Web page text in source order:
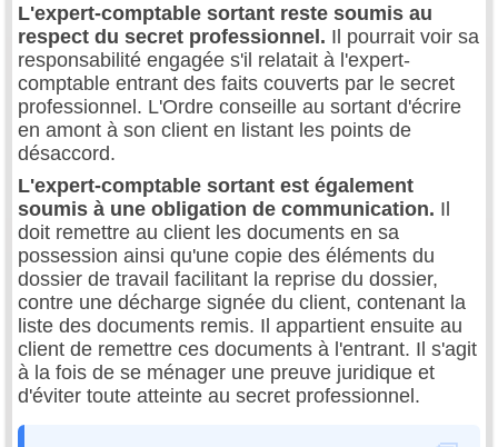
L'expert-comptable sortant reste soumis au
respect du secret professionnel. Il pourrait voir sa
responsabilité engagée s'il relatait à l'expert-
comptable entrant des faits couverts par le secret
professionnel. L'Ordre conseille au sortant d'écrire
en amont à son client en listant les points de
désaccord.
L'expert-comptable sortant est également
soumis à une obligation de communication. Il
doit remettre au client les documents en sa
possession ainsi qu'une copie des éléments du
dossier de travail facilitant la reprise du dossier,
contre une décharge signée du client, contenant la
liste des documents remis. Il appartient ensuite au
client de remettre ces documents à l'entrant. Il s'agit
à la fois de se ménager une preuve juridique et
d'éviter toute atteinte au secret professionnel.